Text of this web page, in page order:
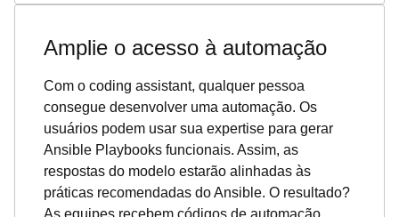
Amplie o acesso à automação
Com o coding assistant, qualquer pessoa
consegue desenvolver uma automação. Os
usuários podem usar sua expertise para gerar
Ansible Playbooks funcionais. Assim, as
respostas do modelo estarão alinhadas às
práticas recomendadas do Ansible. O resultado?
As equipes recebem códigos de automação